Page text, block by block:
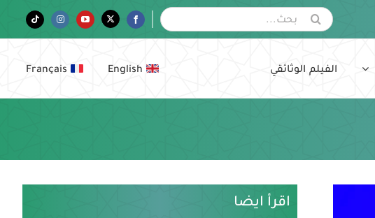
البحث
عن:
Facebook
Twitter
YouTube
Instagram
Tiktok
الفيلم الوثائقي English
Français
اقرأ ايضا